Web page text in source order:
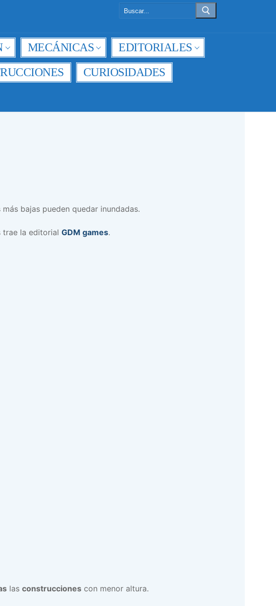
MECÁNICAS
EDITORIALES
CURIOSIDADES
más bajas pueden quedar inundadas.
trae la editorial GDM games.
las construcciones con menor altura.